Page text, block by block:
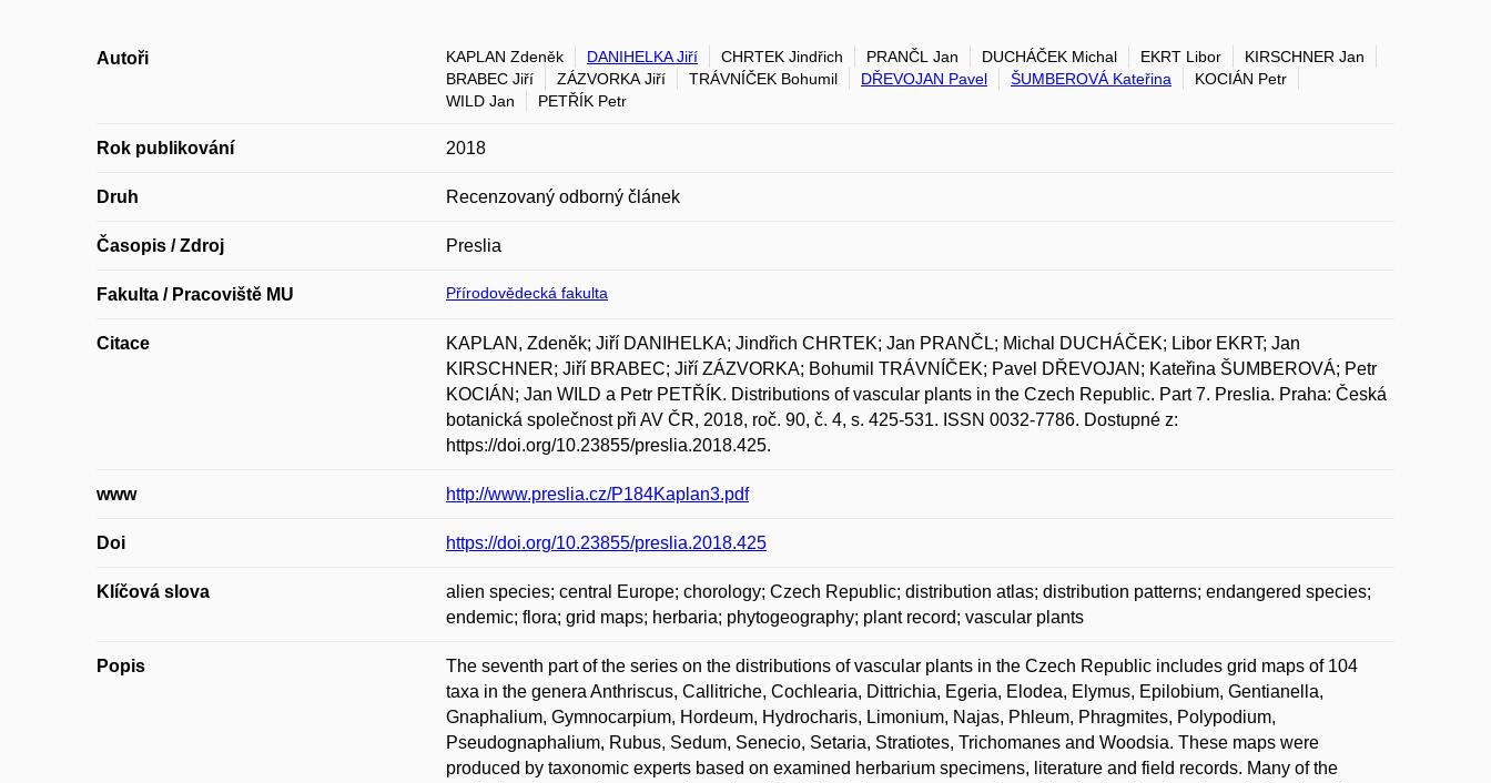
Autoři KAPLAN Zdeněk DANIHELKA Jiří CHRTEK Jindřich PRANČL Jan DUCHÁČEK Michal EKRT Libor
KIRSCHNER Jan
BRABEC Jiří
ZÁZVORKA Jiří TRÁVNÍČEK Bohumil DŘEVOJAN Pavel ŠUMBEROVÁ Kateřina
KOCIÁN Petr
WILD Jan
PETŘÍK Petr
Rok publikování 2018
Druh Recenzovaný odborný článek
Časopis / Zdroj Preslia
Fakulta / Pracoviště MU Přírodovědecká fakulta
Citace
KAPLAN, Zdeněk; Jiří DANIHELKA; Jindřich CHRTEK; Jan PRANČL; Michal DUCHÁČEK; Libor EKRT; Jan
KIRSCHNER; Jiří BRABEC; Jiří ZÁZVORKA; Bohumil TRÁVNÍČEK; Pavel DŘEVOJAN; Kateřina ŠUMBEROVÁ; Petr
KOCIÁN; Jan WILD a Petr PETŘÍK. Distributions of vascular plants in the Czech Republic. Part 7. Preslia. Praha: Česká
botanická společnost při AV ČR, 2018, roč. 90, č. 4, s. 425-531. ISSN 0032-7786. Dostupné z:
https://doi.org/10.23855/preslia.2018.425.
www http://www.preslia.cz/P184Kaplan3.pdf
Doi https://doi.org/10.23855/preslia.2018.425
Klíčová slova
alien species; central Europe; chorology; Czech Republic; distribution atlas; distribution patterns; endangered species;
endemic; flora; grid maps; herbaria; phytogeography; plant record; vascular plants
Popis
The seventh part of the series on the distributions of vascular plants in the Czech Republic includes grid maps of 104
taxa in the genera Anthriscus, Callitriche, Cochlearia, Dittrichia, Egeria, Elodea, Elymus, Epilobium, Gentianella,
Gnaphalium, Gymnocarpium, Hordeum, Hydrocharis, Limonium, Najas, Phleum, Phragmites, Polypodium,
Pseudognaphalium, Rubus, Sedum, Senecio, Setaria, Stratiotes, Trichomanes and Woodsia. These maps were
produced by taxonomic experts based on examined herbarium specimens, literature and field records. Many of the